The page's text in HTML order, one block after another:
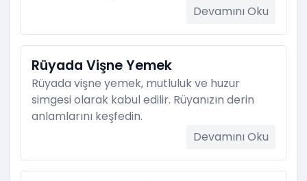
Devamını Oku
Rüyada Vişne Yemek
Rüyada vişne yemek, mutluluk ve huzur
simgesi olarak kabul edilir. Rüyanızın derin
anlamlarını keşfedin.
Devamını Oku